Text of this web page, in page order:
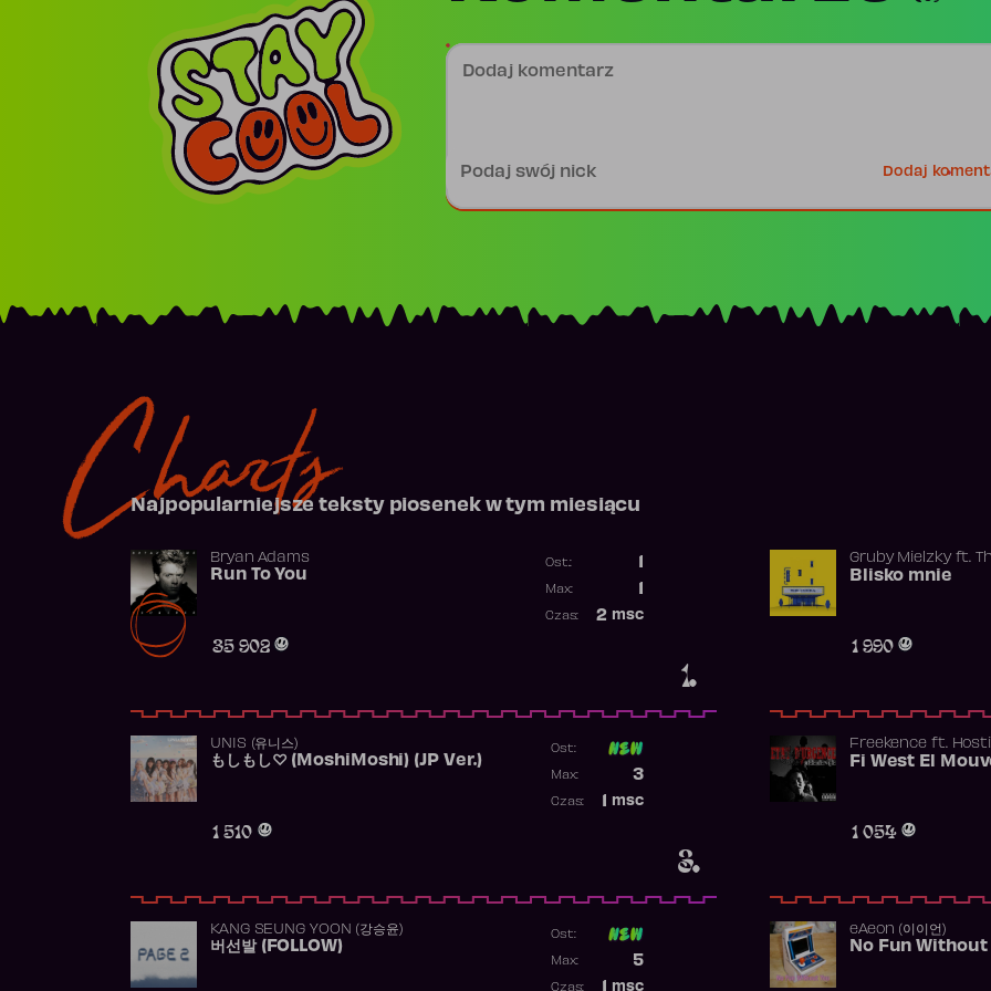
Dodaj komentarz
Dodaj
Charts
Najpopularniejsze teksty piosenek w tym miesiącu
1.
Bryan Adams
Run To You
35 902
Ost.:
Max:
2 msc
Czas:
Gruby Mielzkyft.
Blisko mnie
1 990
3.
UNIS (유니스)
もしもし♡ (MoshiMoshi) (JP Ver.)
1 510
Ost:
3
Max:
msc
Czas:
Freekence ft.
1 054
KANG SEUNG YOON (강승윤)
버선발 (FOLLOW)
Ost:
5
Max:
msc
Czas:
​eAeon (이이언)
No Fun Without